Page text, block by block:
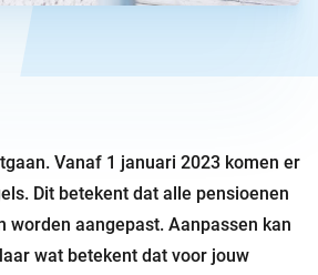
Vanaf 1 januari 2023 komen er
Dit betekent dat alle pensioenen
worden aangepast. Aanpassen kan
wat betekent dat voor jouw